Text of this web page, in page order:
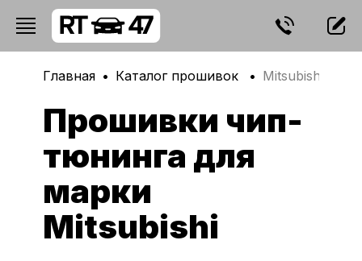
Главная Каталог прошивок Mitsubishi
Прошивки чип-
тюнинга для
марки
Mitsubishi